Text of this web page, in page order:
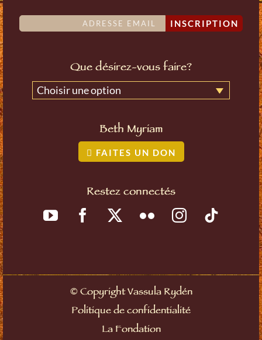
INSCRIPTION
Que désirez-vous faire?
Choisir une option
Beth Myriam
FAITES UN DON
Restez connectés
©Copyright Vassula Rydén
Politique de confidentialité
La Fondation